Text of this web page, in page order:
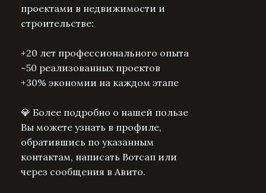
проектами в недвижимости и
строительстве:
+20 лет профессионального опыта
~50 реализованных проектов
+30% экономии на каждом этапе
💎 Более подробно о нашей пользе
Вы можете узнать в профиле,
обратившись по указанным
контактам, написать Вотсап или
через сообщения в Авито.